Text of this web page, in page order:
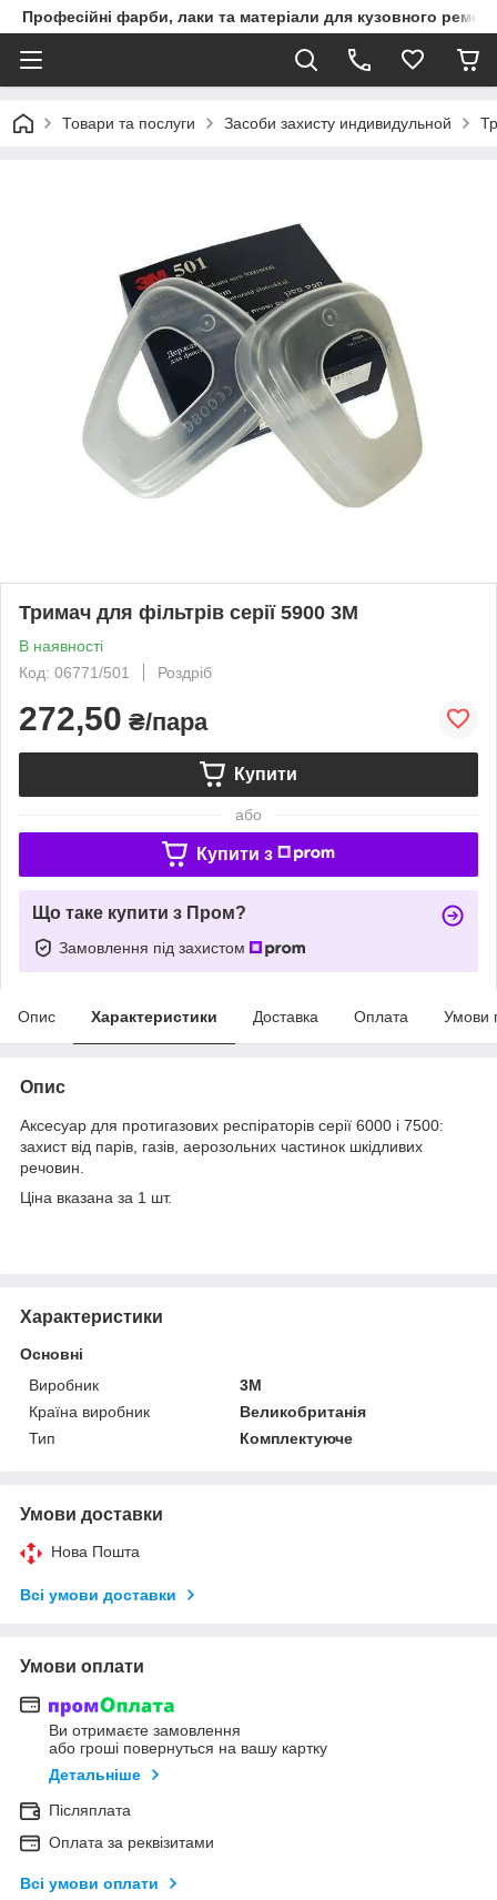
Професійні фарби, лаки та матеріали для кузовного
Товари та послуги Засоби захисту индивидульной
Тримач для фільтрів серії 5900 3М
В наявності
Код: 06771/501
Роздріб
272,50 ₴/пара
Купити
або
Купити з
Що таке купити з Пром?
Замовлення під захистом
Опис Характеристики Доставка Оплата Умови
Опис
Аксесуар для протигазових респіраторів серії 6000 і 7500:
захист від парів, газів, аерозольних частинок шкідливих
речовин.
Ціна вказана за 1 шт.
Характеристики
Основні
Виробник
3М
Країна виробник
Великобританія
Тип
Комплектуюче
Умови доставки
Нова Пошта
Всі умови доставки
Умови оплати
Ви отримаєте замовлення
або гроші повернуться на вашу картку
Детальніше
Післяплата
Оплата за реквізитами
Всі умови оплати